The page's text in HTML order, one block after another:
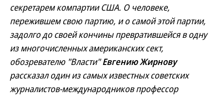
секретарем компартии США. О человеке,
пережившем свою партию, и о самой этой партии,
задолго до своей кончины превратившейся в одну
из многочисленных американских сект,
обозревателю "Власти"Евгению Жирнову
рассказал один из самых известных советских
журналистов-международников профессор